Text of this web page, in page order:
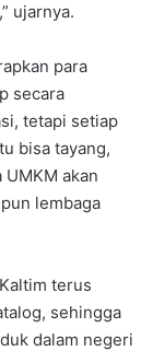
ujarnya.
para
secara
tetapi setiap
bisa tayang,
akan
lembaga
terus
sehingga
dalam negeri